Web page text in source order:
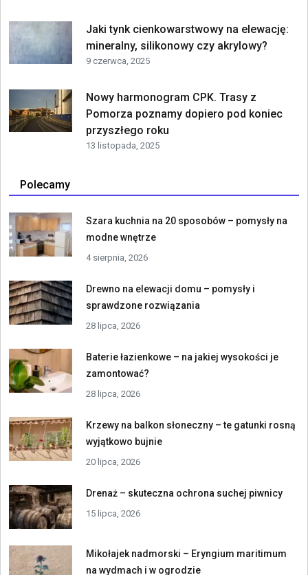
Jaki tynk cienkowarstwowy na elewację:
mineralny, silikonowy czy akrylowy?
9 czerwca, 2025
Nowy harmonogram CPK. Trasy z
Pomorza poznamy dopiero pod koniec
przyszłego roku
13 listopada, 2025
Polecamy
Szara kuchnia na 20 sposobów – pomysły na
modne wnętrze
4 sierpnia, 2026
Drewno na elewacji domu – pomysły i
sprawdzone rozwiązania
28 lipca, 2026
Baterie łazienkowe – na jakiej wysokości je
zamontować?
28 lipca, 2026
Krzewy na balkon słoneczny – te gatunki rosną
wyjątkowo bujnie
20 lipca, 2026
Drenaż – skuteczna ochrona suchej piwnicy
15 lipca, 2026
Mikołajek nadmorski – Eryngium maritimum
na wydmach i w ogrodzie